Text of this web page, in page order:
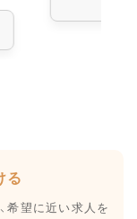
る
希望に近い求人を